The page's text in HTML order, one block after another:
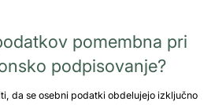
pomembna pri
podpisovanje?
da se osebni podatki obdelujejo izključno